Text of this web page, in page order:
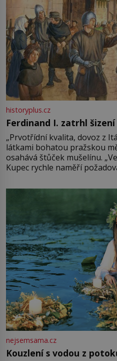
historyplus.cz
Ferdinand I. zatrhl
„Prvotřídní kvalita, dovoz z
látkami bohatou pražskou
osahává štůček mušelínu.
Kupec rychle naměří
milostpaní. Stačí jenom na
množství růžového mušelínu.
nejsemsama.cz
Kouzlení s vodou z